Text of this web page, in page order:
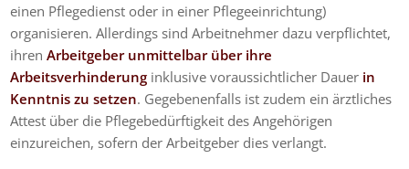
einen Pflegedienst oder in einer Pflegeeinrichtung)
organisieren. Allerdings sind Arbeitnehmer dazu verpflichtet,
ihrenArbeitgeber unmittelbar über ihre
Arbeitsverhinderung inklusive voraussichtlicher Dauer in
Kenntnis zu setzen. Gegebenenfalls ist zudem ein ärztliches
Attest über die Pflegebedürftigkeit des Angehörigen
einzureichen, sofern der Arbeitgeber dies verlangt.